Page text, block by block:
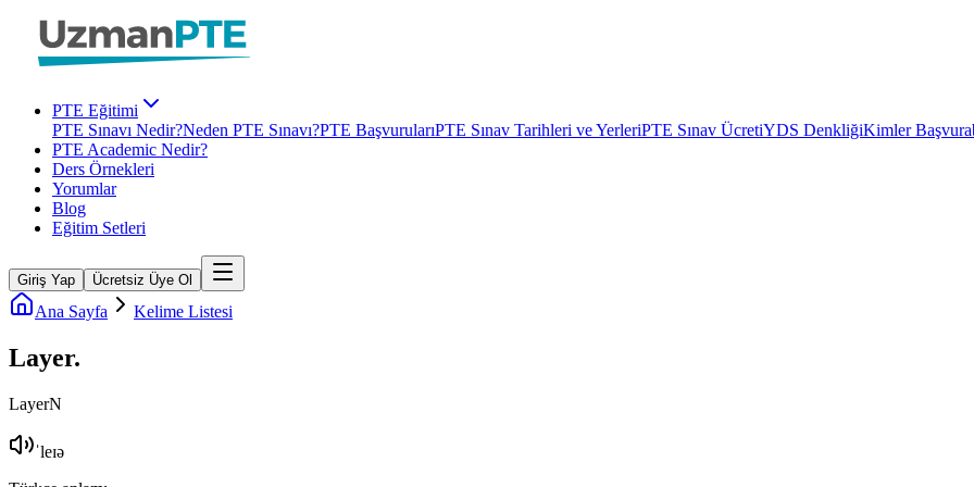
PTE Eğitimi
PTE Sınavı Nedir?Neden PTE Sınavı?PTE BaşvurularıPTE Sınav Tarihleri ve YerleriPTE Sınav ÜcretiYDS DenkliğiKimler
PTE Academic Nedir?
Ders Örnekleri
Yorumlar
Blog
Eğitim Setleri
Giriş Yap Ücretsiz Üye Ol
Ana Sayfa Kelime Listesi
Layer.
LayerN
ˈleɪə